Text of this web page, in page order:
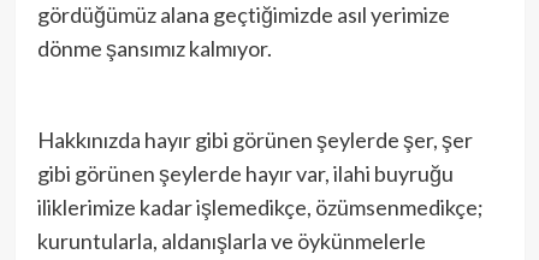
gördüğümüz alana geçtiğimizde asıl yerimize
dönme şansımız kalmıyor.
Hakkınızda hayır gibi görünen şeylerde şer, şer
gibi görünen şeylerde hayır var, ilahi buyruğu
iliklerimize kadar işlemedikçe, özümsenmedikçe;
kuruntularla, aldanışlarla ve öykünmelerle